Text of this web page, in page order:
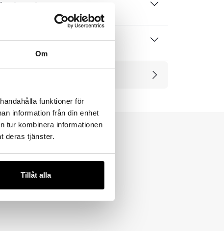
Om
funktioner för
information från din enhet
tur kombinera informationen
deras tjänster.
Tillåt alla
produktblad